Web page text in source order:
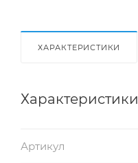
ХАРАКТЕРИСТИКИ
Характеристики
Артикул